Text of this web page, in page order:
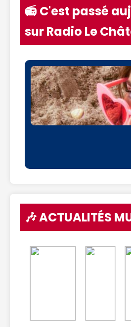
📻 C'est passé
sur Radio Le
🎶 ACTUALITÉS